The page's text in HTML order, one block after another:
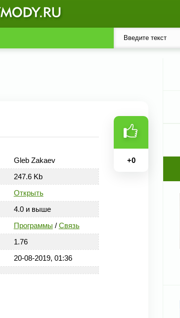
Gleb Zakaev
247.6 Kb
Открыть
4.0 и выше
Программы / Связь
1.76
20-08-2019, 01:36
+0